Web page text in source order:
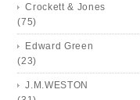
Crockett & Jones
(75)
Edward Green
(23)
J.M.WESTON